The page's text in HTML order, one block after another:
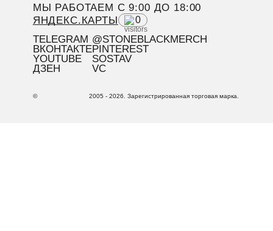
МЫ РАБОТАЕМ C 9:00 ДО 18:00
ЯНДЕКС.КАРТЫ
0
TELEGRAM
ВКОНТАКТЕ
YOUTUBE
ДЗЕН
@STONEBLACKMERCH
PINTEREST
SOSTAV
VC
© 2005 - 2026. Зарегистрированная торговая марка.